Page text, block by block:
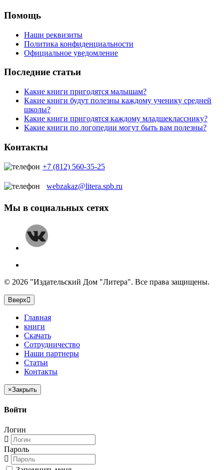
Помощь
Наши реквизиты
Политика конфиденциальности
Официальное уведомление
Последние статьи
Какие книги пригодятся малышам?
Какие книги будут полезны каждому ученику средней
школы?
Какие книги пригодятся каждому младшекласснику?
Какие книги по логопедии могут быть вам полезны?
Контакты
+7 (812) 560-35-25
webzakaz@litera.spb.ru
Мы в социальных сетях
© 2026 "Издательский Дом "Литера". Все права защищены.
Вверх
Главная
книги
Скачать
Сотрудничество
Наши партнеры
Статьи
Контакты
×Закрыть
Войти
Логин
Пароль